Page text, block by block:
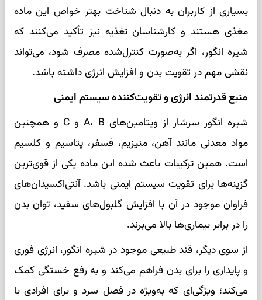
بسیاری از کاربران به دنبال شناخت بهتر خواص این ماده
مغذی هستند و کارشناسان تغذیه نیز تأکید می‌کنند که
شیره انگور، اگر به‌صورت کنترل‌شده مصرف شود، می‌تواند
نقشی مهم در تقویت بدن و افزایش انرژی داشته باشد.
منبع قدرتمند انرژی و تقویت‌کننده سیستم ایمنی
شیره انگور سرشار از ویتامین‌های A، B و C و همچنین
مواد معدنی مانند آهن، منیزیم، فسفر، پتاسیم و کلسیم
است. همین ترکیبات باعث شده این ماده یکی از قوی‌ترین
گزینه‌ها برای تقویت سیستم ایمنی باشد. آنتی‌اکسیدان‌های
فراوان موجود در آن با افزایش گلبول‌های سفید، توان بدن
را در برابر بیماری‌ها بالا می‌برند.
از سوی دیگر، قند طبیعی موجود در شیره انگور، انرژی فوری
و پایداری را برای بدن فراهم می‌کند و به رفع خستگی کمک
می‌کند؛ ویژگی‌ای که به‌ویژه در فصل سرد و برای افرادی با